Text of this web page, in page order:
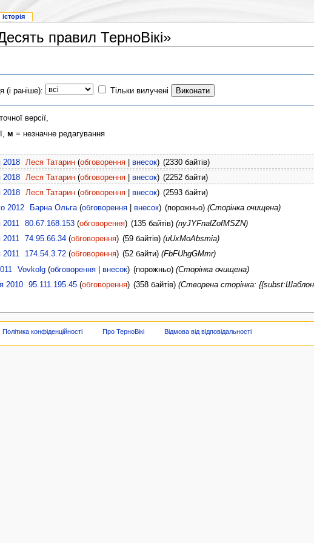
правил ТерноВікі»
(і раніше): Тільки вилучені
версії,
м = незначне редагування
2018 Леся Татарин (обговорення| внесок) (2330 байтів)
2018 Леся Татарин (обговорення| внесок) (2252 байти)
2018 Леся Татарин (обговорення| внесок) (2593 байти)
2012 Барна Ольга (обговорення| внесок) (порожньо) (Сторінка очищена)
80.67.168.153 (обговорення) (135 байтів) (nyJYFnalZofMSZN)
2011 74.95.66.34 (обговорення) (59 байтів) (uUxMoAbsmia)
2011 174.54.3.72 (обговорення) (52 байти) (FbFUhgGMmr)
Vovkolg (обговорення| внесок) (порожньо) (Сторінка очищена)
2010 95.111.195.45 (обговорення) (358 байтів) (Створена сторінка:
історія
Політика конфіденційності Про ТерноВікі Відмова від відповідальності